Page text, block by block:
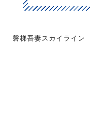
磐梯吾妻スカイライン